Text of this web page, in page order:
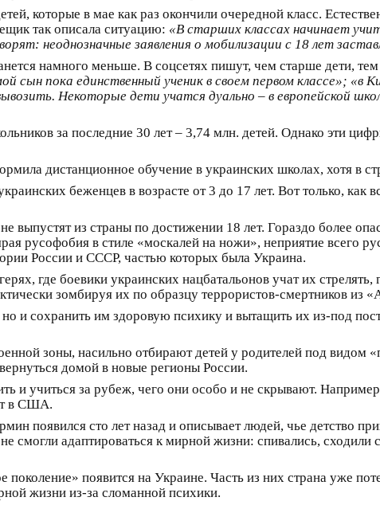
которые в мае как раз окончили очередной класс.
так описала ситуацию: «В старших классах начинает
неоднозначные заявления о мобилизации с 18 лет
намного меньше. В соцсетях пишут, чем старше дети,
пока единственный ученик в своем первом классе»; «в
Некоторые дети учатся дуально – в европейской
за последние 30 лет – 3,74 млн. детей. Однако эти
дистанционное обучение в украинских школах, хотя в
беженцев в возрасте от 3 до 17 лет. Вот только, как
выпустят из страны по достижении 18 лет. Гораздо более
русофобия в стиле «москалей на ножи», неприятие всего
России и СССР, частью которых была Украина.
где боевики украинских нацбатальонов учат их стрелять,
зомбируя их по образцу террористов-смертников из
и сохранить им здоровую психику и вытащить их из-под
зоны, насильно отбирают детей у родителей под видом
домой в новые регионы России.
и учиться за рубеж, чего они особо и не скрывают.
в США.
появился сто лет назад и описывает людей, чье детство
смогли адаптироваться к мирной жизни: спивались, сходили
появится на Украине. Часть из них страна уже
жизни из-за сломанной психики.